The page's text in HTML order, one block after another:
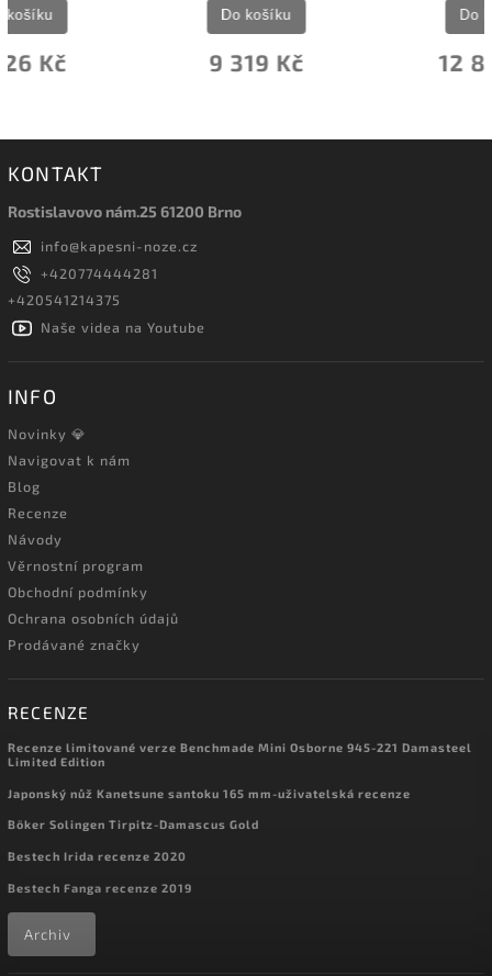
KONTAKT
Rostislavovo nám.25 61200 Brno
info@kapesni-noze.cz
+420774444281
+420541214375
Naše videa na Youtube
INFO
Novinky 💎
Navigovat k nám
Blog
Recenze
Návody
Věrnostní program
Obchodní podmínky
Ochrana osobních údajů
Prodávané značky
RECENZE
Recenze limitované verze Benchmade Mini Osborne 945-221 Damasteel
Limited Edition
Japonský nůž Kanetsune santoku 165 mm-uživatelská recenze
Böker Solingen Tirpitz-Damascus Gold
Bestech Irida recenze 2020
Bestech Fanga recenze 2019
Archiv